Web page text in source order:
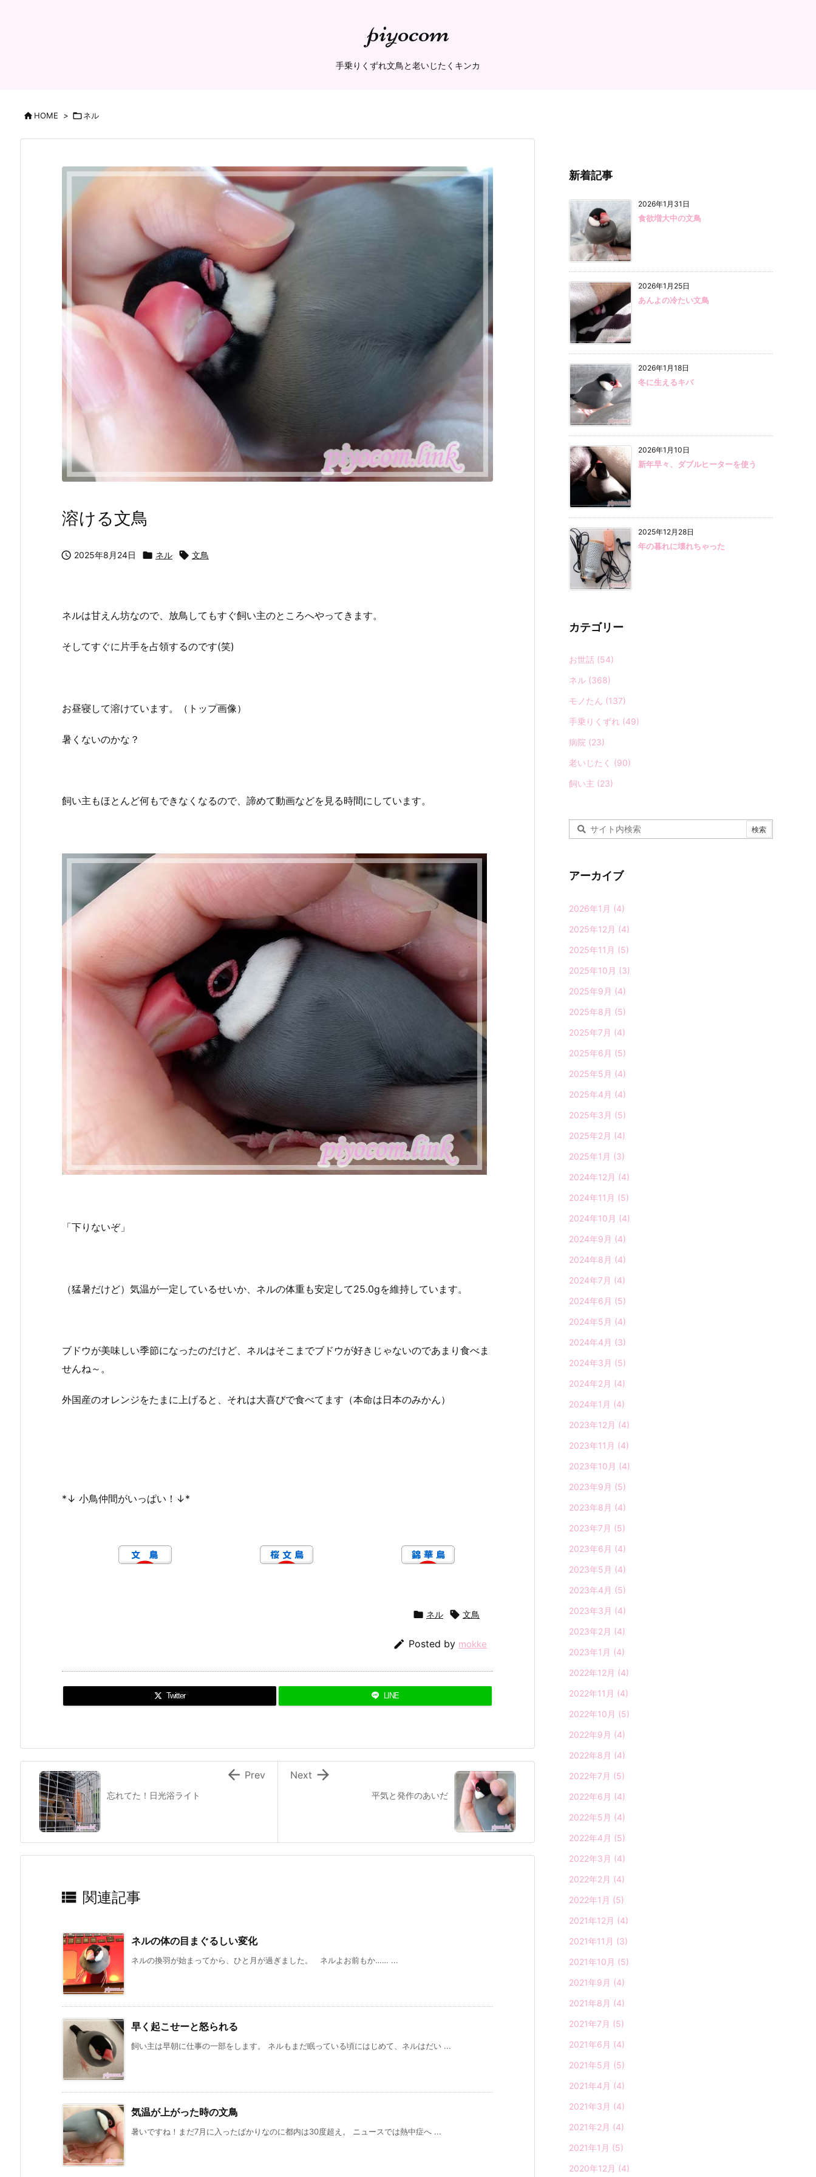
piyocom
手乗りくずれ文鳥と老いじたくキンカ
HOME > ネル
溶ける文鳥
 2025年8月24日  ネル  文鳥
ネルは甘えん坊なので、放鳥してもすぐ飼い主のところへやってきます。
そしてすぐに片手を占領するのです(笑)
お昼寝して溶けています。（トップ画像）
暑くないのかな？
飼い主もほとんど何もできなくなるので、諦めて動画などを見る時間にしています。
「下りないぞ」
（猛暑だけど）気温が一定しているせいか、ネルの体重も安定して25.0gを維持しています。
ブドウが美味しい季節になったのだけど、ネルはそこまでブドウが好きじゃないのであまり食べま
せんね～。
外国産のオレンジをたまに上げると、それは大喜びで食べてます（本命は日本のみかん）
*↓ 小鳥仲間がいっぱい！↓*
 ネル  文鳥
 Posted by mokke
Twitter LINE
平気と発作のあいだ

Next
忘れてた！日光浴ライト
 Prev
 関連記事
ネルの体の目まぐるしい変化
ネルの換羽が始まってから、ひと月が過ぎました。 ネルよお前もか…… ...
早く起こせーと怒られる
飼い主は早朝に仕事の一部をします。 ネルもまだ眠っている頃にはじめて、ネルはだい ...
気温が上がった時の文鳥
暑いですね！まだ7月に入ったばかりなのに都内は30度超え。 ニュースでは熱中症へ ...
新着記事
2026年1月31日
食欲増大中の文鳥
2026年1月25日
あんよの冷たい文鳥
2026年1月18日
冬に生えるキバ
2026年1月10日
新年早々、ダブルヒーターを使う
2025年12月28日
年の暮れに壊れちゃった
カテゴリー
お世話 (54)
ネル (368)
モノたん (137)
手乗りくずれ (49)
病院 (23)
老いじたく (90)
飼い主 (23)
アーカイブ
2026年1月 (4)
2025年12月 (4)
2025年11月 (5)
2025年10月 (3)
2025年9月 (4)
2025年8月 (5)
2025年7月 (4)
2025年6月 (5)
2025年5月 (4)
2025年4月 (4)
2025年3月 (5)
2025年2月 (4)
2025年1月 (3)
2024年12月 (4)
2024年11月 (5)
2024年10月 (4)
2024年9月 (4)
2024年8月 (4)
2024年7月 (4)
2024年6月 (5)
2024年5月 (4)
2024年4月 (3)
2024年3月 (5)
2024年2月 (4)
2024年1月 (4)
2023年12月 (4)
2023年11月 (4)
2023年10月 (4)
2023年9月 (5)
2023年8月 (4)
2023年7月 (5)
2023年6月 (4)
2023年5月 (4)
2023年4月 (5)
2023年3月 (4)
2023年2月 (4)
2023年1月 (4)
2022年12月 (4)
2022年11月 (4)
2022年10月 (5)
2022年9月 (4)
2022年8月 (4)
2022年7月 (5)
2022年6月 (4)
2022年5月 (4)
2022年4月 (5)
2022年3月 (4)
2022年2月 (4)
2022年1月 (5)
2021年12月 (4)
2021年11月 (3)
2021年10月 (5)
2021年9月 (4)
2021年8月 (4)
2021年7月 (5)
2021年6月 (4)
2021年5月 (5)
2021年4月 (4)
2021年3月 (4)
2021年2月 (4)
2021年1月 (5)
2020年12月 (4)